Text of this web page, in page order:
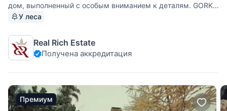
дом, выполненный с особым вниманием к деталям. GORKY
Park – для настоящих ценителей «коллекционной»
дом для тех, кто мыслит и видит на шаг вперед.Это
современная
У леса
Real Rich Estate
Получена аккредитация
Премиум